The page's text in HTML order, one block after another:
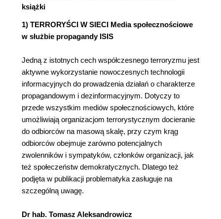
książki
1) TERRORYŚCI W SIECI Media społecznościowe
w służbie propagandy ISIS
Jedną z istotnych cech współczesnego terroryzmu jest
aktywne wykorzystanie nowoczesnych technologii
informacyjnych do prowadzenia działań o charakterze
propagandowym i dezinformacyjnym. Dotyczy to
przede wszystkim mediów społecznościowych, które
umożliwiają organizacjom terrorystycznym docieranie
do odbiorców na masową skalę, przy czym krąg
odbiorców obejmuje zarówno potencjalnych
zwolenników i sympatyków, członków organizacji, jak
też społeczeństw demokratycznych. Dlatego też
podjęta w publikacji problematyka zasługuje na
szczególną uwagę.
Dr hab. Tomasz Aleksandrowicz